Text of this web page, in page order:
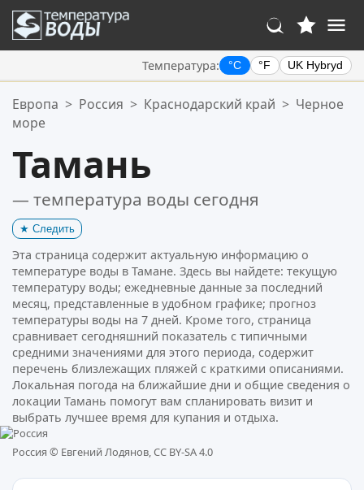
Температура: °C °F UK Hybryd
Ваше избранное:
Ваш список избранного пуст.
Европа > Россия > Краснодарский край > Черное
море
Тамань
— температура воды сегодня
★ Следить
Эта страница содержит актуальную информацию о
температуре воды в Тамане. Здесь вы найдете: текущую
температуру воды; ежедневные данные за последний
месяц, представленные в удобном графике; прогноз
температуры воды на 7 дней. Кроме того, страница
сравнивает сегодняшний показатель с типичными
средними значениями для этого периода, содержит
перечень близлежащих пляжей с краткими описаниями.
Локальная погода на ближайшие дни и общие сведения о
локации Тамань помогут вам спланировать визит и
выбрать лучшее время для купания и отдыха.
Россия © Евгений Лодянов, CC BY-SA 4.0